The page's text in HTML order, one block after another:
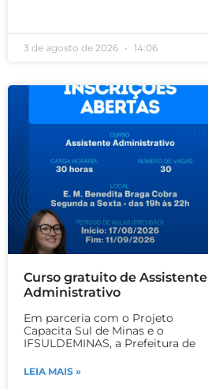
3 de agosto de 2026 14:06
Curso gratuito de Assistente
Administrativo
Em parceria com o Projeto
Capacita Sul de Minas e o
IFSULDEMINAS, a Prefeitura de
LEIA MAIS »